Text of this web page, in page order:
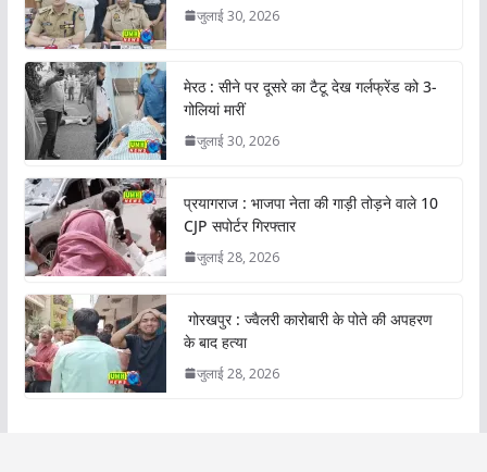
जुलाई 30, 2026
मेरठ : सीने पर दूसरे का टैटू देख गर्लफ्रेंड को 3-
गोलियां मारीं
जुलाई 30, 2026
प्रयागराज : भाजपा नेता की गाड़ी तोड़ने वाले 10
CJP सपोर्टर गिरफ्तार
जुलाई 28, 2026
गोरखपुर : ज्वैलरी कारोबारी के पोते की अपहरण
के बाद हत्या
जुलाई 28, 2026